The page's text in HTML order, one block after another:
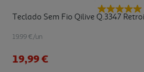
Teclado Sem Fio Qilive Q.3347
19.99 €/un
19,99 €